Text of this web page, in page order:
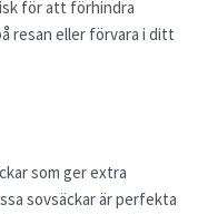
för att förhindra
resan eller förvara i ditt
som ger extra
sovsäckar är perfekta